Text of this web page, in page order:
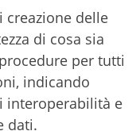
creazione delle
di cosa sia
per tutti
indicando
interoperabilità e
dati.